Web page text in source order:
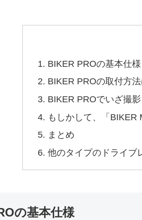
BIKER PROの基本仕様
BIKER PROの取付方
BIKER PROでいざ撮影
もしかして、「BIKER
まとめ
他のタイプのドライブ
の基本仕様